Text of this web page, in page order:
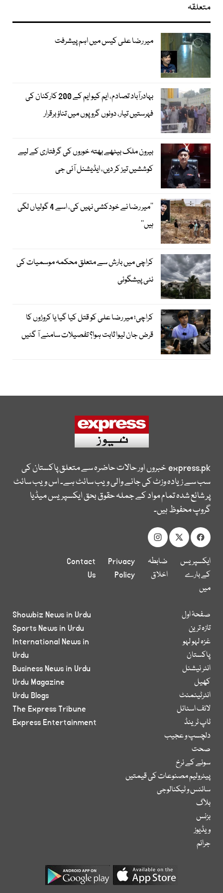
متعلقہ
میر رضا علی کیس میں اہم پیشرفت
بہادرآباد تصادم، ایم کیو ایم کے 200 کارکنان کی
فہرستیں تیار، دونوں گروپوں میں تناؤ برقرار
بیرون ملک بیٹھے بھتہ خوروں کی گرفتاری کے لیے
کوششیں تیز کر دیں، ایڈیشنل آئی جی
’’میر رضا نے خودکشی نہیں کی، اسے 4 گولیاں لگی
ہیں‘‘
کراچی میں بارش سے متعلق محکمہ موسمیات کی
نئی پیشگوئی
کراچی؛ میر رضا علی کو قتل کیا گیا یا کروڑوں کا
قرض جان لیوا ثابت ہوا؟ تفصیلات سامنے آ گئیں
express.pkخبروں اور حالات حاضرہ سے متعلق پاکستان کی
سب سے زیادہ وزٹ کی جانے والی ویب سائٹ ہے۔ اس ویب سائٹ
پر شائع شدہ تمام مواد کے جملہ حقوق بحق ایکسپریس میڈیا
گروپ محفوظ ہیں۔
ایکسپریس
کے بارے
میں
ضابطہ
اخلاق
Privacy
Policy
Contact
Us
صفحۂ اول
تازہ ترین
غزہ لہو لہو
پاکستان
انٹر نیشنل
کھیل
انٹرٹینمنٹ
لائف اسٹائل
ٹاپ ٹرینڈ
دلچسپ و عجیب
صحت
سونے کے نرخ
پیٹرولیم مصنوعات کی قیمتیں
سائنس و ٹیکنالوجی
بلاگ
بزنس
ویڈیوز
جرائم
Showbiz News in Urdu
Sports News in Urdu
International News in
Urdu
Business News in Urdu
Urdu Magazine
Urdu Blogs
The Express Tribune
Express Entertainment